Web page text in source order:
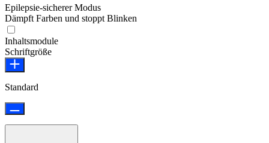
Epilepsie-sicherer Modus
Dämpft Farben und stoppt Blinken
Inhaltsmodule
Schriftgröße
Standard